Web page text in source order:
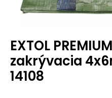
EXTOL
zakrývacia
14108